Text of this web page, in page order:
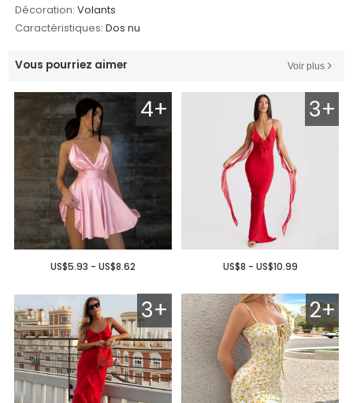
Décoration: Volants
Caractéristiques: Dos nu
Vous pourriez aimer Voir plus
4+
US$5.93 - US$8.62
3+
US$8 - US$10.99
3+ 2+